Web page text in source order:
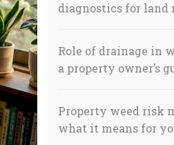
diagnostics for land
Role of drainage in
a property owner’s
Property weed risk
what it means for